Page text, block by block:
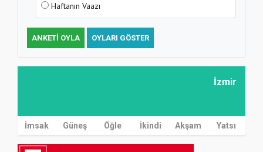
Haftanın Vaazı
ANKETI OYLA OYLARI GÖSTER
İzmir
İmsak Güneş Öğle İkindi Akşam Yatsı